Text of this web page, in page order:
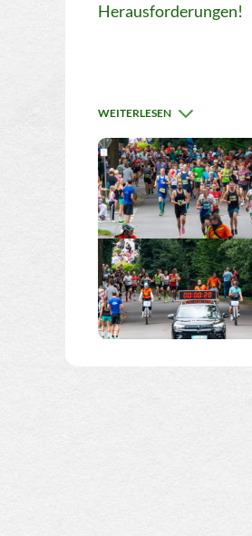
Herausforderungen!